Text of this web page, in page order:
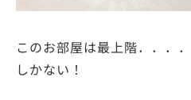
このお部屋は最上階．．．
しかない！